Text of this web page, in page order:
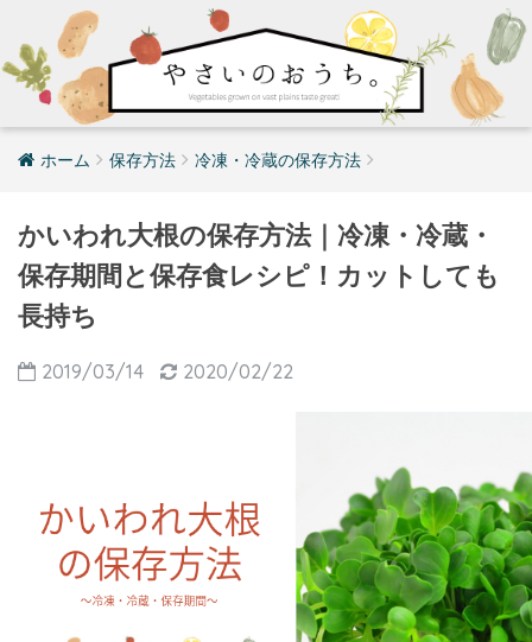
ホーム 保存方法 冷凍・冷蔵の保存方法
かいわれ大根の保存方法｜冷凍・冷蔵・
保存期間と保存食レシピ！カットしても
長持ち
2019/03/14 2020/02/22